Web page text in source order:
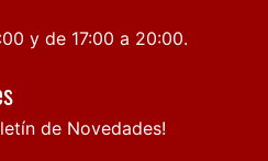
y de 17:00 a 20:00.
de Novedades!